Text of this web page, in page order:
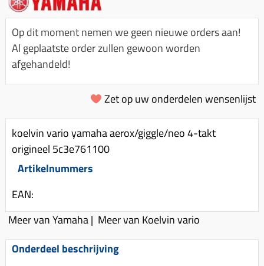
Spanningsregelaar
Toerenbegrenzer
Remlichtschakelaar
Led verlichting
Luchtfilter (delen)
Luchtfilter deksel
Motor blokken
Motorblok (delen)
Pakking (sets)
Vlotterbak pakking
Powerfilter
Sproeiers
Spruitstuk (delen)
Uitlaten compleet
Km teller kabel
Kickstart deksel
Kickstartpedaal
Kickstart ronsel
Spiegels
Stuurschakelaar
Stuur (delen)
Remblokken
Rem (delen)
Remhevels
Olie-onderhoudsmiddelen
Oppakbeugel
Scooter alarm
Scooter Kleding
Crossbril
Stickers
Stuurslot
Regenkleding
Vespa accessoires
Op dit moment nemen we geen nieuwe orders aan!
Al geplaatste order zullen gewoon worden
afgehandeld!
Zet op uw onderdelen wensenlijst
koelvin vario yamaha aerox/giggle/neo 4-takt
origineel 5c3e761100
Artikelnummers
EAN:
Meer van Yamaha| Meer van Koelvin vario
Onderdeel beschrijving